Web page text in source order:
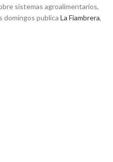
sistemas agroalimentarios,
domingos publica La Fiambrera,